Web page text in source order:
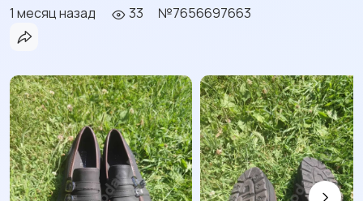
1 месяц назад 33 №7656697663